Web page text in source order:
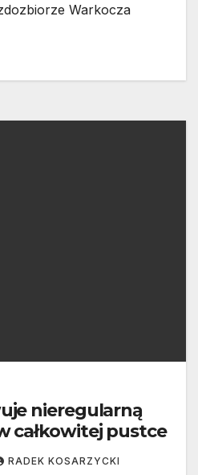
Warkocza
nieregularną
całkowitej pustce
RADEK KOSARZYCKI